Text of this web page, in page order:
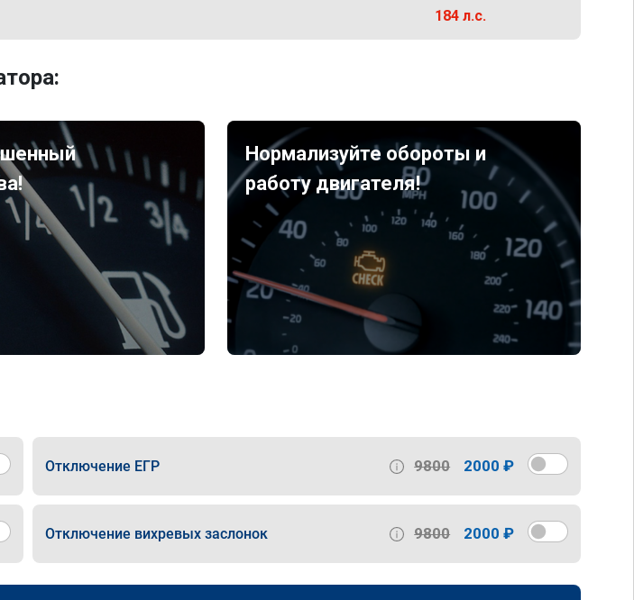
184 л.с.
Нормализуйте обороты и
работу двигателя!
Отключение ЕГР 9800 2000 ₽
Отключение вихревых заслонок 9800 2000 ₽